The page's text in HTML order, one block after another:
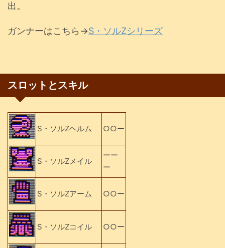
出。
ガンナーはこちら→S・ソルZシリーズ
スロットとスキル
S・ソルZヘルム ○○ー
S・ソルZメイル
ーー
ー
S・ソルZアーム ○○ー
S・ソルZコイル ○○ー